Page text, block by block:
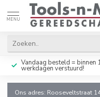
MENU
Vandaag besteld = binnen
werkdagen verstuurd!
Ons adres: Rooseveltstraat